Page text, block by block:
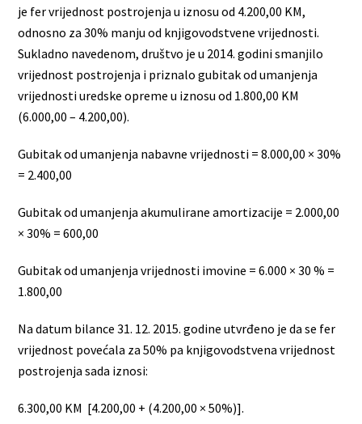
je fer vrijednost postrojenja u iznosu od 4.200,00 KM,
odnosno za 30% manju od knjigovodstvene vrijednosti.
Sukladno navedenom, društvo je u 2014. godini smanjilo
vrijednost postrojenja i priznalo gubitak od umanjenja
vrijednosti uredske opreme u iznosu od 1.800,00 KM
(6.000,00 – 4.200,00).
Gubitak od umanjenja nabavne vrijednosti = 8.000,00 × 30%
= 2.400,00
Gubitak od umanjenja akumulirane amortizacije = 2.000,00
× 30% = 600,00
Gubitak od umanjenja vrijednosti imovine = 6.000 × 30 % =
1.800,00
Na datum bilance 31. 12. 2015. godine utvrđeno je da se fer
vrijednost povećala za 50% pa knjigovodstvena vrijednost
postrojenja sada iznosi:
6.300,00 KM [4.200,00 + (4.200,00 × 50%)].